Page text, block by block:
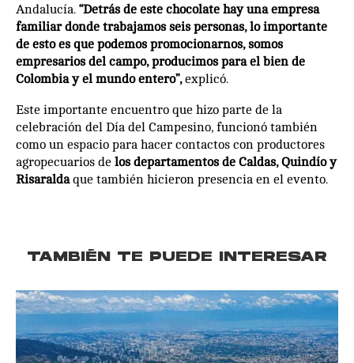
Andalucía. “Detrás de este chocolate hay una empresa
familiar donde trabajamos seis personas, lo importante
de esto es que podemos promocionarnos, somos
empresarios del campo, producimos para el bien de
Colombia y el mundo entero”,explicó.
Este importante encuentro que hizo parte de la
celebración del Día del Campesino, funcionó también
como un espacio para hacer contactos con productores
agropecuarios de los departamentos de Caldas, Quindío y
Risaraldaque también hicieron presencia en el evento.
TAMBIÉN TE PUEDE INTERESAR